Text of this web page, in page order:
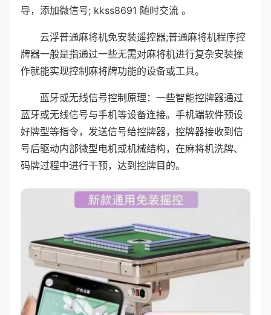
导，添加微信号; kkss8691 随时交流 。
云浮普通麻将机免安装遥控器;普通麻将机程序控
牌器一般是指通过一些无需对麻将机进行复杂安装操
作就能实现控制麻将牌功能的设备或工具。
蓝牙或无线信号控制原理：一些智能控牌器通过
蓝牙或无线信号与手机等设备连接。手机端软件预设
好牌型等指令，发送信号给控牌器，控牌器接收到信
号后驱动内部微型电机或机械结构，在麻将机洗牌、
码牌过程中进行干预，达到控牌目的。